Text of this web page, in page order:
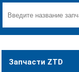
Запчасти ZTD